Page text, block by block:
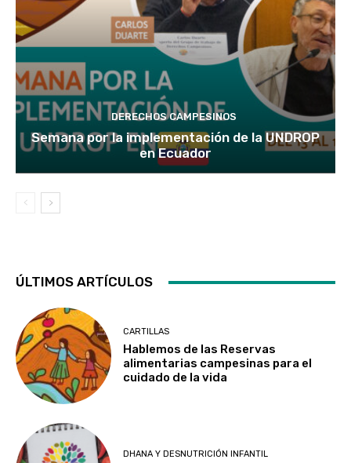
DERECHOS CAMPESINOS
Semana por la implementación de la UNDROP
en Ecuador
ÚLTIMOS ARTÍCULOS
CARTILLAS
Hablemos de las Reservas
alimentarias campesinas para el
cuidado de la vida
DHANA Y DESNUTRICIÓN INFANTIL